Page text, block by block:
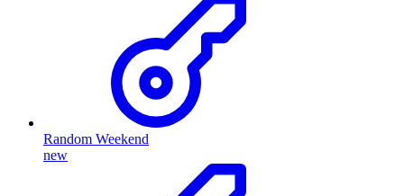
Random Weekend
new